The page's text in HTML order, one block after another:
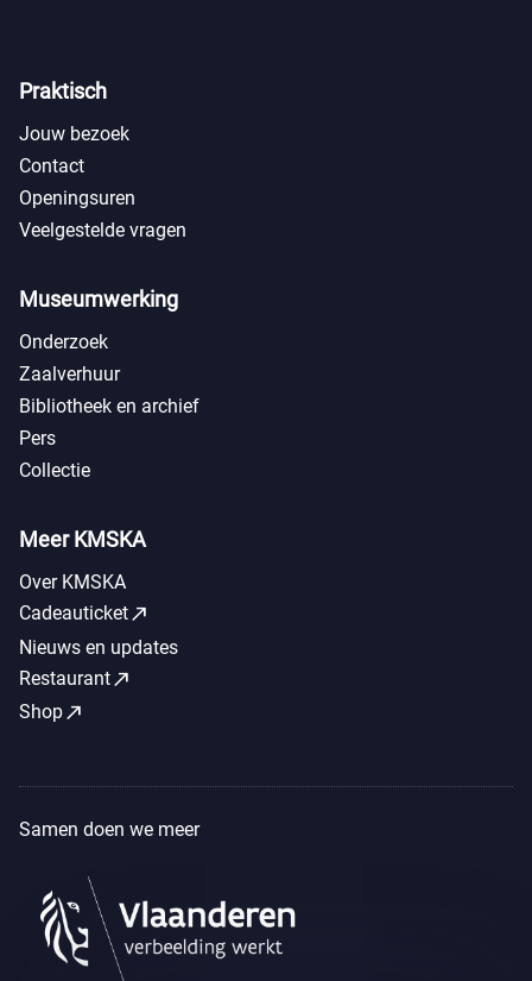
Praktisch
Jouw bezoek
Contact
Openingsuren
Veelgestelde vragen
Museumwerking
Onderzoek
Zaalverhuur
Bibliotheek en archief
Pers
Collectie
Meer KMSKA
Over KMSKA
Cadeauticketcall_made
Nieuws en updates
Restaurantcall_made
Shopcall_made
Samen doen we meer